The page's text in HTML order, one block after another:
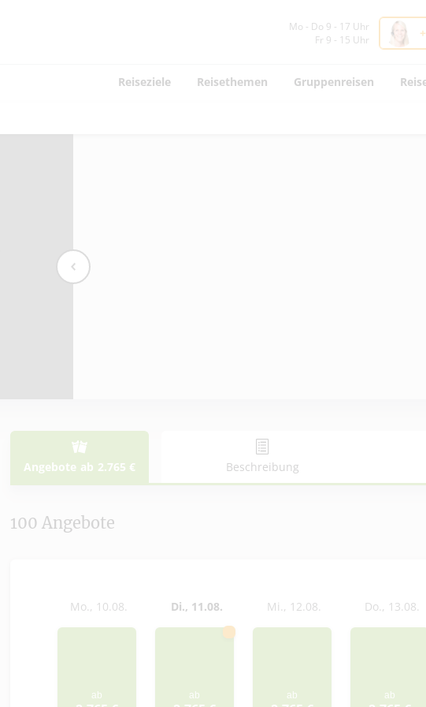
Mo - Do 9 - 17 Uhr
Fr 9 - 15 Uhr
Reiseziele Reisethemen Gruppenreisen
Angebote ab 2.765 € Beschreibung
100 Angebote
Mo., 10.08.
ab
Di., 11.08.
ab
Mi., 12.08.
ab
Do., 13.08.
ab